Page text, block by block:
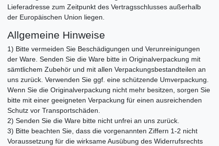
Lieferadresse zum Zeitpunkt des Vertragsschlusses außerhalb
der Europäischen Union liegen.
Allgemeine Hinweise
1) Bitte vermeiden Sie Beschädigungen und Verunreinigungen
der Ware. Senden Sie die Ware bitte in Originalverpackung mit
sämtlichem Zubehör und mit allen Verpackungsbestandteilen an
uns zurück. Verwenden Sie ggf. eine schützende Umverpackung.
Wenn Sie die Originalverpackung nicht mehr besitzen, sorgen Sie
bitte mit einer geeigneten Verpackung für einen ausreichenden
Schutz vor Transportschäden.
2) Senden Sie die Ware bitte nicht unfrei an uns zurück.
3) Bitte beachten Sie, dass die vorgenannten Ziffern 1-2 nicht
Voraussetzung für die wirksame Ausübung des Widerrufsrechts